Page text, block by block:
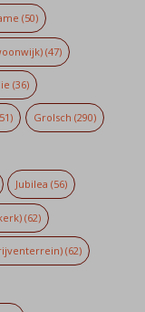
(50)
(47)
(36)
Grolsch (290)
Jubilea (56)
(62)
(62)